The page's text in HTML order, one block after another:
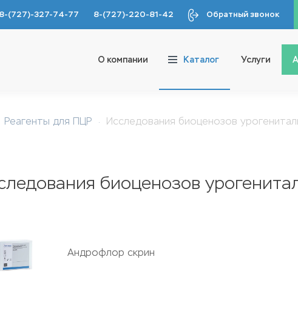
8-(727)-327-74-77 8-(727)-220-81-42 Обратный звонок
О компании Каталог Услуги
Реагенты для ПЦР Исследования биоценозов
биоценозов
Андрофлор скрин